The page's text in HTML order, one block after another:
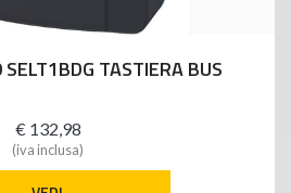
TASTIERA BUS
€ 132,98
(iva inclusa)